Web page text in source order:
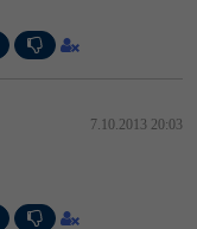
7.10.2013 20:03